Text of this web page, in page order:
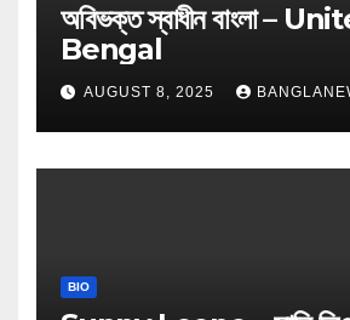
অবিভক্ত স্বাধীন বাংলা –
Bengal
AUGUST 8, 2025
BIO